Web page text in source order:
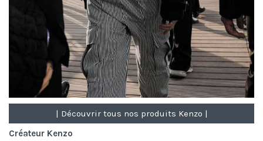
| Découvrir tous nos produits Kenzo |
Créateur Kenzo